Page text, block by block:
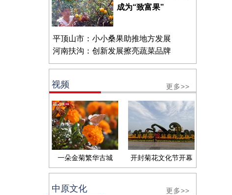
成为“致富果”
平顶山市：小小桑果助推地方发展
河南扶沟：创新发展擦亮蔬菜品牌
视频 更多>>
一朵金菊繁华古城 开封菊花文化节开幕
中原文化 更多>>